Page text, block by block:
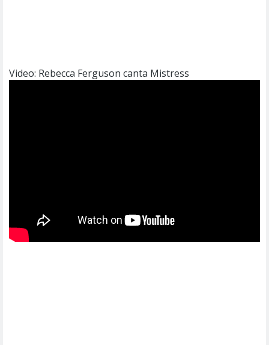
Video: Rebecca Ferguson canta Mistress